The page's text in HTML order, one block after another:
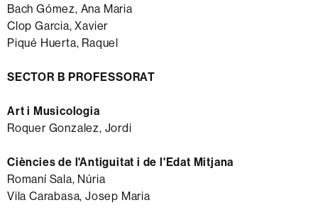
Bach Gómez, Ana Maria
Clop Garcia, Xavier
Piqué Huerta, Raquel
SECTOR B PROFESSORAT
Art i Musicologia
Roquer Gonzalez, Jordi
Ciències de l'Antiguitat i de l'Edat Mitjana
Romaní Sala, Núria
Vila Carabasa, Josep Maria